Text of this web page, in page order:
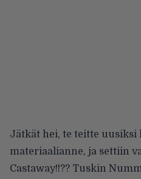
Jätkät hei, te teitte uusiksi
materiaalianne, ja settiin
Castaway!!?? Tuskin